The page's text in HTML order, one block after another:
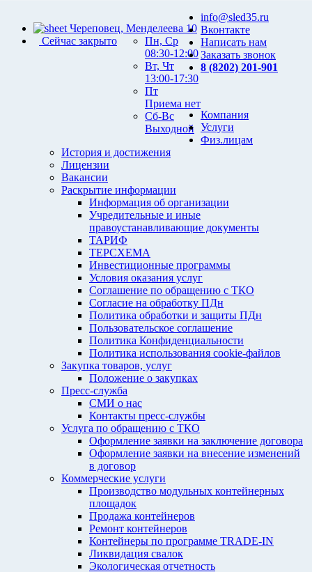
Череповец, Менделеева 10
Сейчас закрыто
Пн, Ср
08:30-12:00
Вт, Чт
13:00-17:30
Пт
Приема нет
Сб-Вс
Выходной
info@sled35.ru
Вконтакте
Написать нам
Заказать звонок
8 (8202) 201-901
Компания
История и достижения
Лицензии
Вакансии
Раскрытие информации
Информация об организации
Учредительные и иные
правоустанавливающие документы
ТАРИФ
ТЕРСХЕМА
Инвестиционные программы
Условия оказания услуг
Соглашение по обращению с ТКО
Согласие на обработку ПДн
Политика обработки и защиты ПДн
Пользовательское соглашение
Политика Конфиденциальности
Политика использования cookie-файлов
Закупка товаров, услуг
Положение о закупках
Пресс-служба
СМИ о нас
Контакты пресс-службы
Услуги
Услуга по обращению с ТКО
Оформление заявки на заключение договора
Оформление заявки на внесение изменений
в договор
Коммерческие услуги
Производство модульных контейнерных
площадок
Продажа контейнеров
Ремонт контейнеров
Контейнеры по программе TRADE-IN
Ликвидация свалок
Экологическая отчетность
Физ.лицам